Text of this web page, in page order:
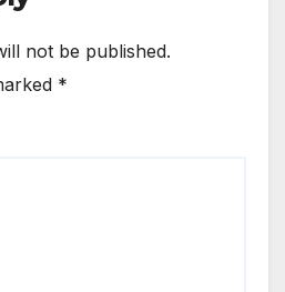
not be published.
*